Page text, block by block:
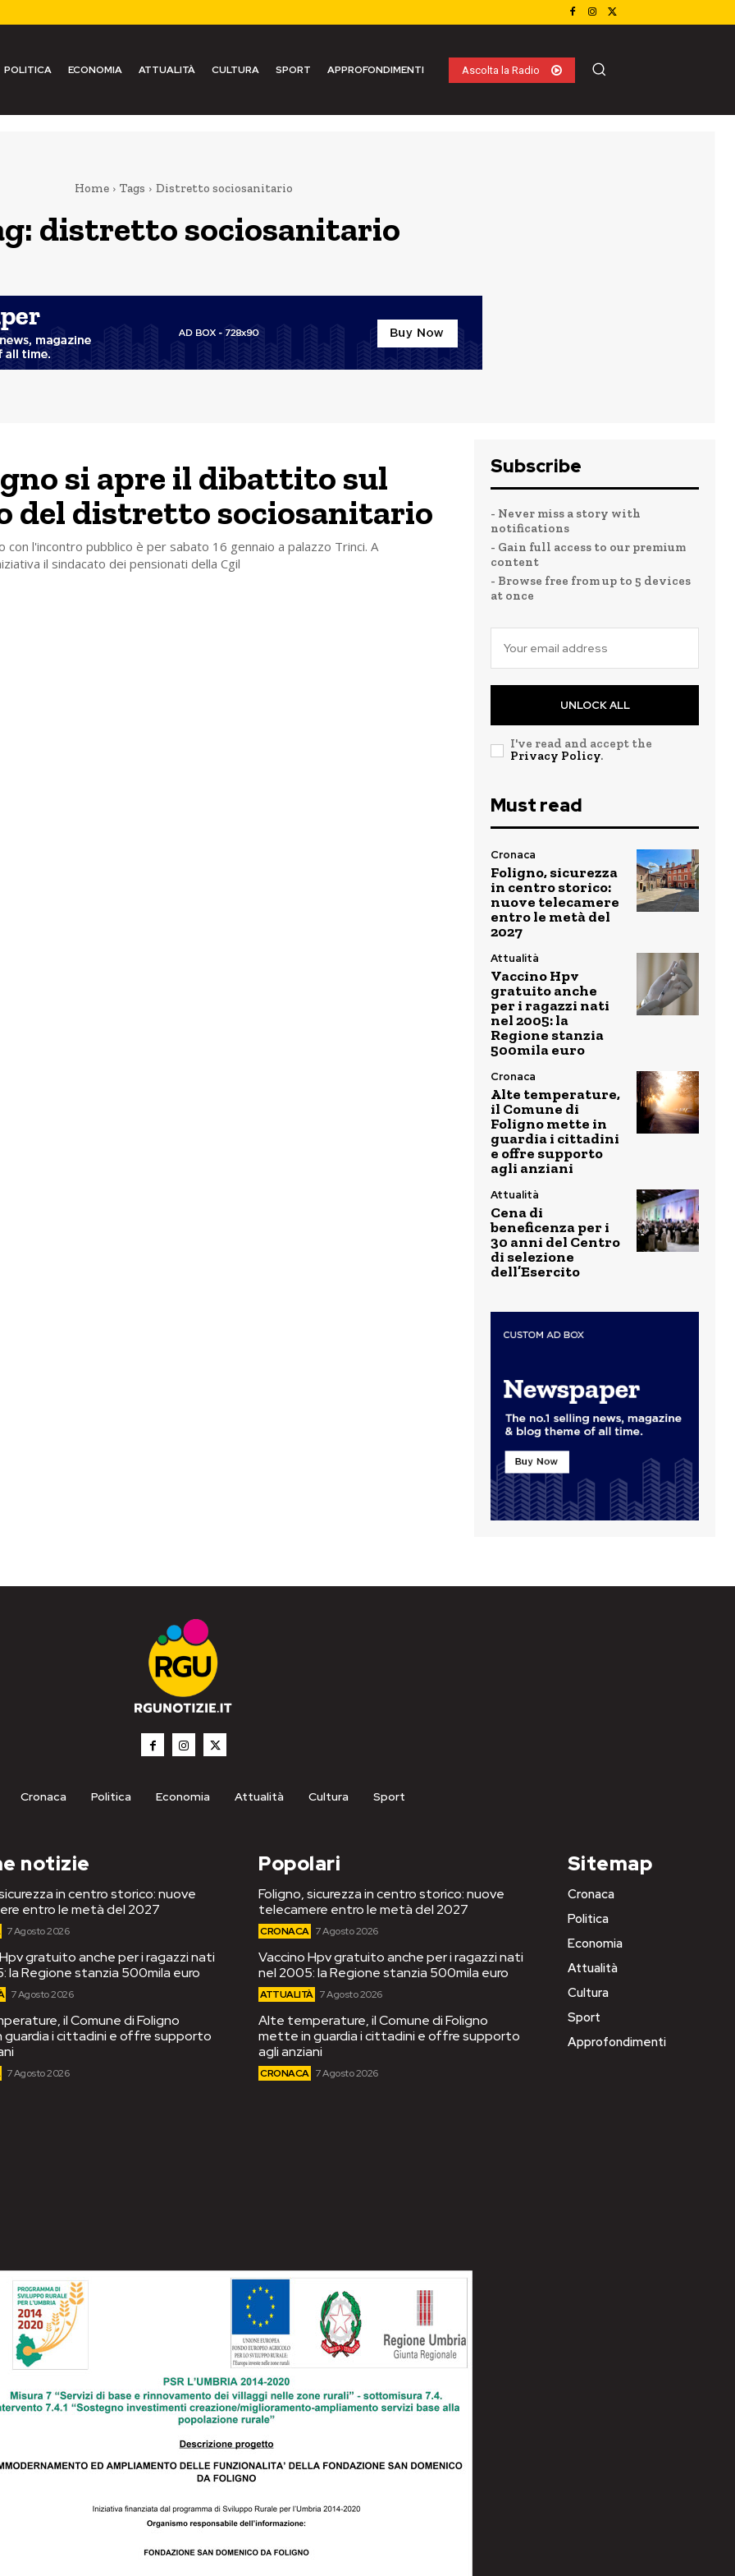
POLITICA ECONOMIA ATTUALITÀ CULTURA SPORT APPROFONDIMENTI Ascolta la Radio
Home Tags Distretto sociosanitario
distretto sociosanitario
si apre il dibattito sul
del distretto sociosanitario
con l'incontro pubblico è per sabato 16 gennaio a palazzo Trinci. A
il sindacato dei pensionati della Cgil
Subscribe
- Never miss a story with
notifications
- Gain full access to our premium
content
- Browse free from up to 5 devices
at once
UNLOCK ALL
I've read and accept the
Privacy Policy.
Must read
Cronaca
Foligno, sicurezza
in centro storico:
nuove telecamere
entro le metà del
2027
Attualità
Vaccino Hpv
gratuito anche
per i ragazzi nati
nel 2005: la
Regione stanzia
500mila euro
Cronaca
Alte temperature,
il Comune di
Foligno mette in
guardia i cittadini
e offre supporto
agli anziani
Attualità
Cena di
beneficenza per i
30 anni del Centro
di selezione
dell’Esercito
Cronaca Politica Economia Attualità Cultura Sport
notizie
in centro storico: nuove
entro le metà del 2027
7 Agosto 2026
gratuito anche per i ragazzi nati
la Regione stanzia 500mila euro
7 Agosto 2026
il Comune di Foligno
i cittadini e offre supporto
7 Agosto 2026
Popolari
Foligno, sicurezza in centro storico: nuove
telecamere entro le metà del 2027
CRONACA 7 Agosto 2026
Vaccino Hpv gratuito anche per i ragazzi nati
nel 2005: la Regione stanzia 500mila euro
ATTUALITÀ 7 Agosto 2026
Alte temperature, il Comune di Foligno
mette in guardia i cittadini e offre supporto
agli anziani
CRONACA 7 Agosto 2026
Sitemap
Cronaca
Politica
Economia
Attualità
Cultura
Sport
Approfondimenti